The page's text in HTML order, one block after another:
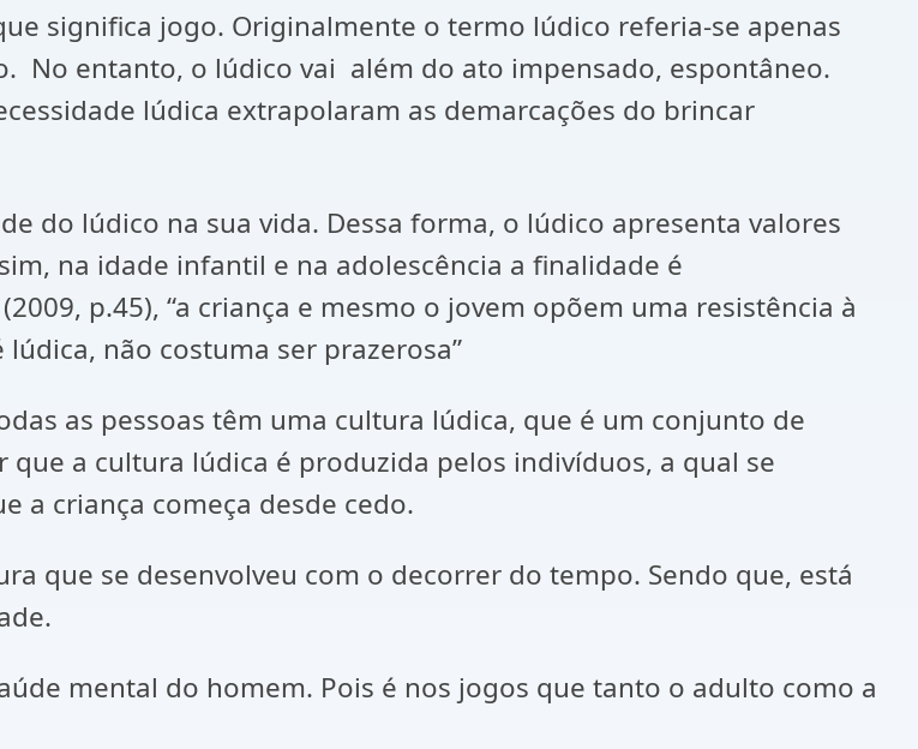
significa jogo. Originalmente o termo lúdico referia-se apenas
No entanto, o lúdico vai além do ato impensado, espontâneo.
lúdica extrapolaram as demarcações do brincar
do lúdico na sua vida. Dessa forma, o lúdico apresenta valores
na idade infantil e na adolescência a finalidade é
p.45), “a criança e mesmo o jovem opõem uma resistência à
não costuma ser prazerosa”
as pessoas têm uma cultura lúdica, que é um conjunto de
que a cultura lúdica é produzida pelos indivíduos, a qual se
a criança começa desde cedo.
que se desenvolveu com o decorrer do tempo. Sendo que, está
mental do homem. Pois é nos jogos que tanto o adulto como a